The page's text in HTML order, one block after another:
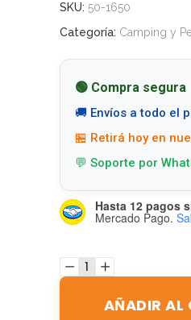
SKU: 50-1650
Categoría: Camping y
🟢 Compra segura
🚚 Envíos a todo el
🏪 Retirá hoy en
💬 Soporte por
Hasta 12 pagos
Mercado Pago.
AÑADIR AL